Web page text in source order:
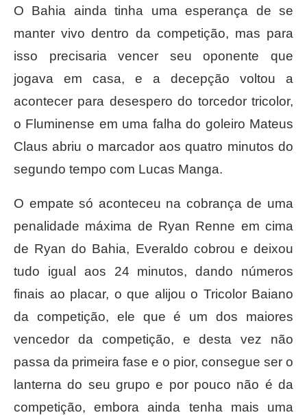
O Bahia ainda tinha uma esperança de se
manter vivo dentro da competição, mas para
isso precisaria vencer seu oponente que
jogava em casa, e a decepção voltou a
acontecer para desespero do torcedor tricolor,
o Fluminense em uma falha do goleiro Mateus
Claus abriu o marcador aos quatro minutos do
segundo tempo com Lucas Manga.
O empate só aconteceu na cobrança de uma
penalidade máxima de Ryan Renne em cima
de Ryan do Bahia, Everaldo cobrou e deixou
tudo igual aos 24 minutos, dando números
finais ao placar, o que alijou o Tricolor Baiano
da competição, ele que é um dos maiores
vencedor da competição, e desta vez não
passa da primeira fase e o pior, consegue ser o
lanterna do seu grupo e por pouco não é da
competição, embora ainda tenha mais uma